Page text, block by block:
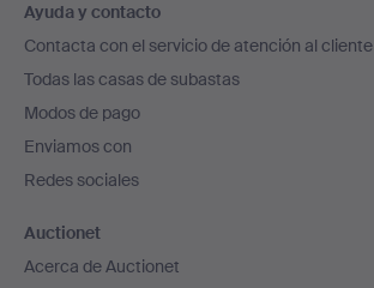
en
el
pie
de
página
Ayuda y contacto
Contacta con el servicio de atención al cliente
Todas las casas de subastas
Modos de pago
Enviamos con
Redes sociales
Auctionet
Acerca de Auctionet